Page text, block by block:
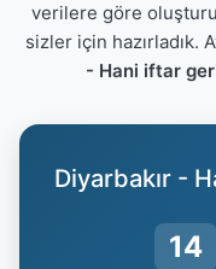
verilere göre
sizler için hazırladık.
- Hani iftar
Diyarbakır -
14